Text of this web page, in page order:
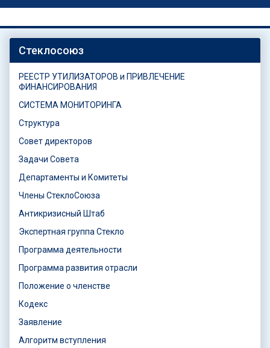
Стеклосоюз
РЕЕСТР УТИЛИЗАТОРОВ и ПРИВЛЕЧЕНИЕ
ФИНАНСИРОВАНИЯ
СИСТЕМА МОНИТОРИНГА
Структура
Совет директоров
Задачи Совета
Департаменты и Комитеты
Члены СтеклоСоюза
Антикризисный Штаб
Экспертная группа Стекло
Программа деятельности
Программа развития отрасли
Положение о членстве
Кодекс
Заявление
Алгоритм вступления